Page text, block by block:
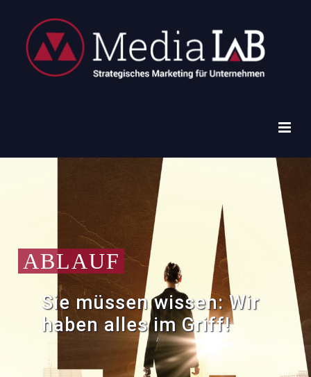
ABLAUF
Sie müssen wissen: Wir
haben alles im Griff!